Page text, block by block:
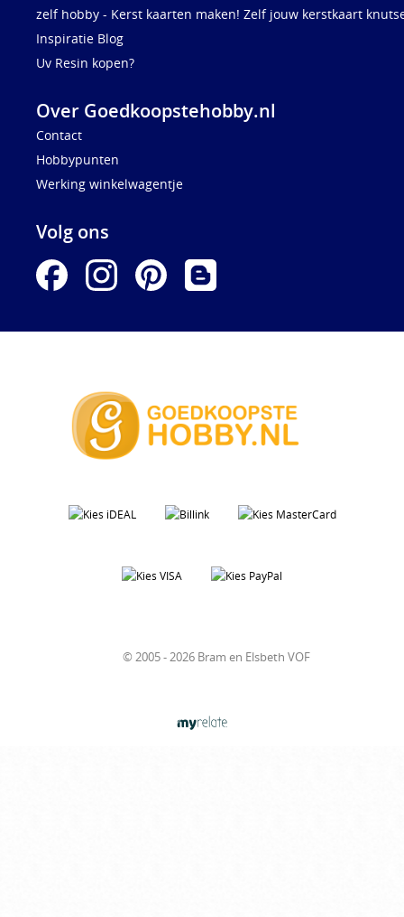
zelf hobby - Kerst kaarten maken! Zelf jouw kerstkaart
Inspiratie Blog
Uv Resin kopen?
Over Goedkoopstehobby.nl
Contact
Hobbypunten
Werking winkelwagentje
Volg ons
© 2005 - 2026 Bram en Elsbeth VOF